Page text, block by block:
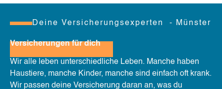
Deine Versicherungsexperten - Münster
Versicherungen für dich
Wir alle leben unterschiedliche Leben. Manche haben
Haustiere, manche Kinder, manche sind einfach oft krank.
Wir passen deine Versicherung daran an, was du